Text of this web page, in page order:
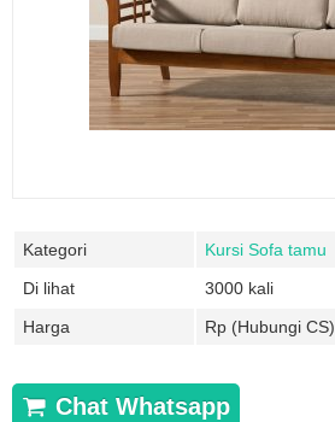
Kategori
Kursi Sofa tamu
Di lihat
3000 kali
Harga
Rp (Hubungi CS)
Chat Whatsapp